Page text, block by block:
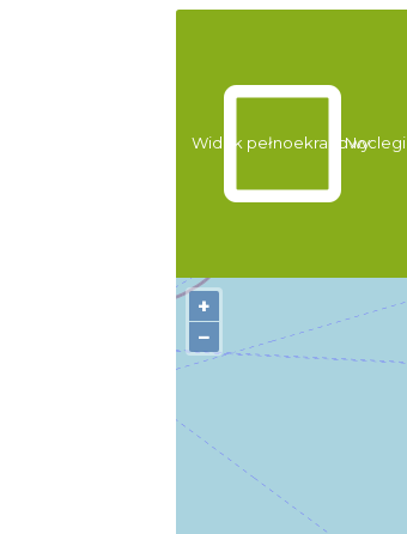
+
−
Widok pełnoekranowy:Noclegi